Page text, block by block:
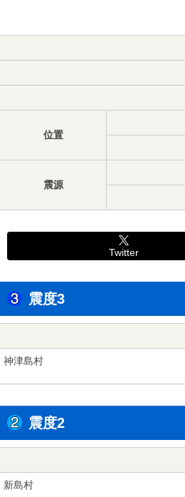
位置
震源
Twitter
震度3
神津島村
震度2
新島村